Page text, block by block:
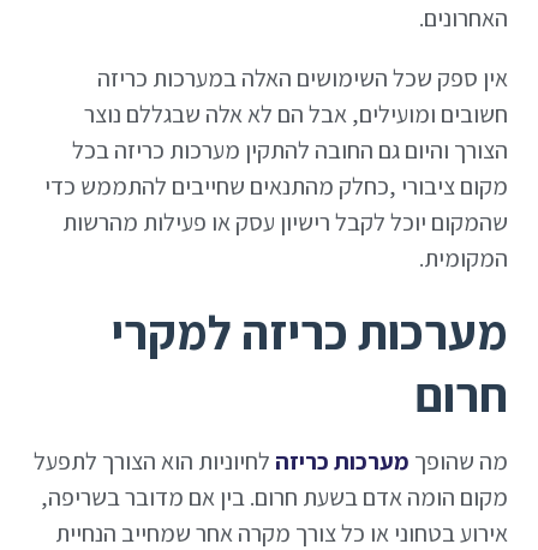
האחרונים.
אין ספק שכל השימושים האלה במערכות כריזה
חשובים ומועילים, אבל הם לא אלה שבגללם נוצר
הצורך והיום גם החובה להתקין מערכות כריזה בכל
מקום ציבורי ,כחלק מהתנאים שחייבים להתממש כדי
שהמקום יוכל לקבל רישיון עסק או פעילות מהרשות
המקומית.
מערכות כריזה למקרי
חרום
מה שהופך מערכות כריזה לחיוניות הוא הצורך לתפעל
מקום הומה אדם בשעת חרום. בין אם מדובר בשריפה,
אירוע בטחוני או כל צורך מקרה אחר שמחייב הנחיית